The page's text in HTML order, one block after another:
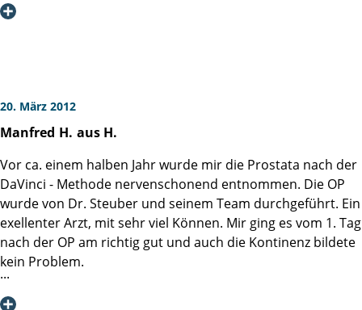
überdurchschnittlich qualifiziert, stand auf Wunsch immer
zur Verfügung und war sehr zugewandt.
erholsam.
Man spürt, dass die Klinik sich einem
Qualitätsmanagement unterzieht und alle Aspekte des
Krankenhausaufenthaltes bewußt gesteuert werden.
Meinen aufrichtigen und herzlichen Dank an das
pflegerische und ärztliche Personal der Martini-Klinik!
Osterfeiertage im Kreis meiner Lieben verbringen.
von Anfang an die Angst genommen.
Macht weiter so ! Ich werde Euch an alle Betroffenen weiter
empfehlen !
Frank H. aus E.
20. März 2012
Manfred H. aus H.
Vor ca. einem halben Jahr wurde mir die Prostata nach der
DaVinci - Methode nervenschonend entnommen. Die OP
wurde von Dr. Steuber und seinem Team durchgeführt. Ein
exellenter Arzt, mit sehr viel Können. Mir ging es vom 1. Tag
nach der OP am richtig gut und auch die Kontinenz bildete
kein Problem.
Das Pflegepersonal der Station 4 war spitzenklasse. Ich
möchte mich für die tolle Betreuung an dieser Stelle noch